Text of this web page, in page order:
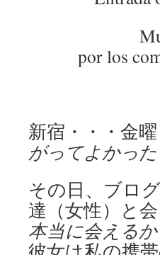
por los
新宿・・・金
がってよかった
その日、ブロ
達（女性）と
本当に会える